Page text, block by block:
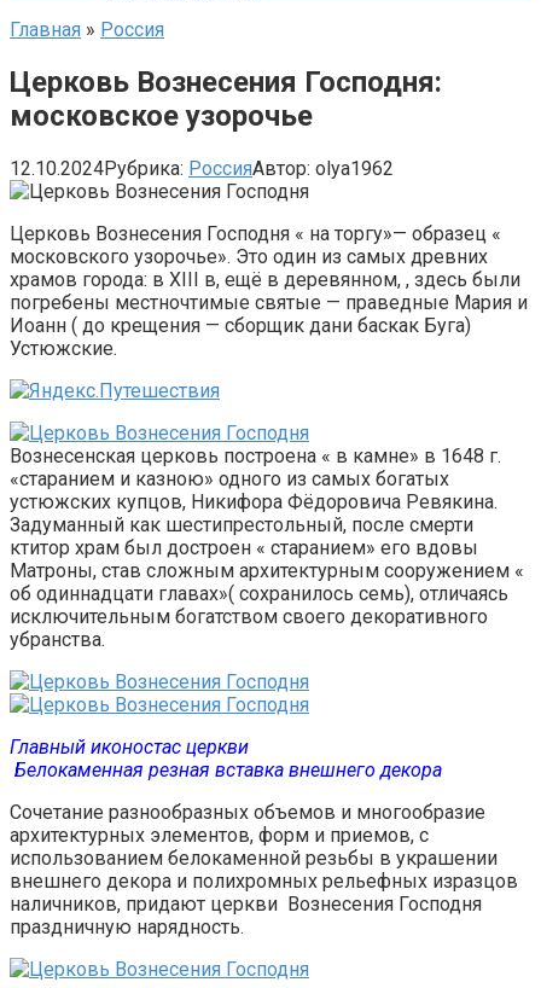
Главная » Россия
Церковь Вознесения Господня:
московское узорочье
12.10.2024Рубрика: РоссияАвтор: olya1962
Церковь Вознесения Господня « на торгу»— образец «
московского узорочье». Это один из самых древних
храмов города: в XIII в, ещё в деревянном, , здесь были
погребены местночтимые святые — праведные Мария и
Иоанн ( до крещения — сборщик дани баскак Буга)
Устюжские.
Вознесенская церковь построена « в камне» в 1648 г.
«старанием и казною» одного из самых богатых
устюжских купцов, Никифора Фёдоровича Ревякина.
Задуманный как шестипрестольный, после смерти
ктитор храм был достроен « старанием» его вдовы
Матроны, став сложным архитектурным сооружением «
об одиннадцати главах»( сохранилось семь), отличаясь
исключительным богатством своего декоративного
убранства.
Главный иконостас церкви
Белокаменная резная вставка внешнего декора
Сочетание разнообразных объемов и многообразие
архитектурных элементов, форм и приемов, с
использованием белокаменной резьбы в украшении
внешнего декора и полихромных рельефных изразцов
наличников, придают церкви Вознесения Господня
праздничную нарядность.